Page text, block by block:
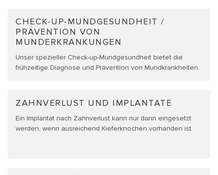
CHECK-UP-MUNDGESUNDHEIT /
PRÄVENTION VON
MUNDERKRANKUNGEN
Unser spezieller Check-up-Mundgesundheit bietet die
frühzeitige Diagnose und Prävention von Mundkrankheiten.
ZAHN­VERLUST UND IMPLANTATE
Ein Implantat nach Zahnverlust kann nur dann eingesetzt
werden, wenn ausreichend Kieferknochen vorhanden ist.